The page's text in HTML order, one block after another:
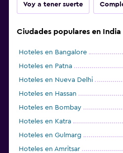
Voy a tener suerte
Ciudades populares en India
Hoteles en Bangalore
Hoteles en Patna
Hoteles en Nueva Delhi
Hoteles en Hassan
Hoteles en Bombay
Hoteles en Katra
Hoteles en Gulmarg
Hoteles en Amritsar